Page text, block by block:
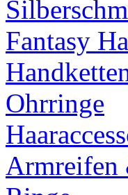
Fantasy
Ohrringe
Armreifen